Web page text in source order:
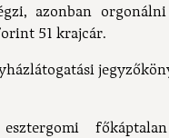
azonban
51 krajcár.